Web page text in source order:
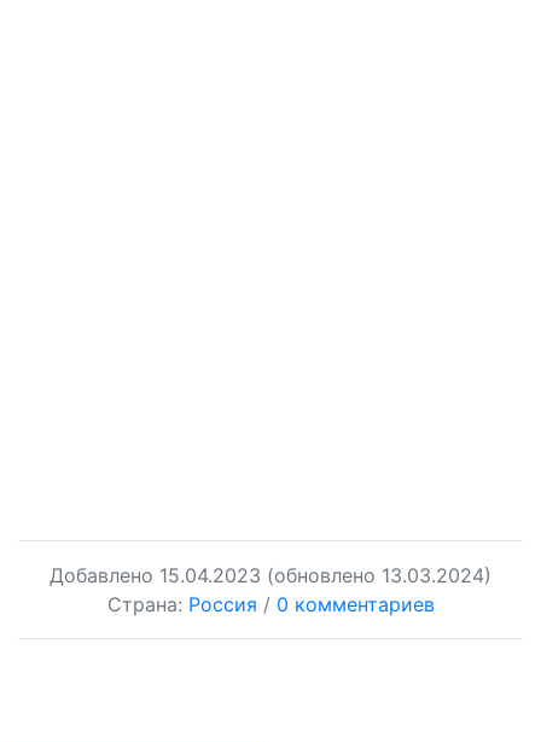
Добавлено 15.04.2023 (обновлено 13.03.2024)
Страна: Россия / 0 комментариев